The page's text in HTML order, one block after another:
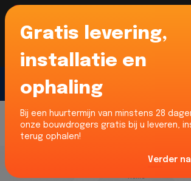
Voor onze Nederlandse klanten... Wij
liefst 52% goedkoper dan
limburg en Noord-Brabant!
Home
Gratis levering,
installatie en
ophaling
Bij een huurtermijn van minstens 28
onze bouwdrogers gratis bij u leveren,
terug ophalen!
Verder